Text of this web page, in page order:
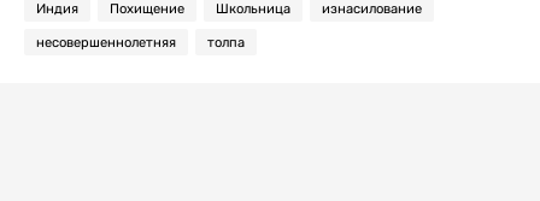
Индия Похищение Школьница изнасилование
несовершеннолетняя толпа